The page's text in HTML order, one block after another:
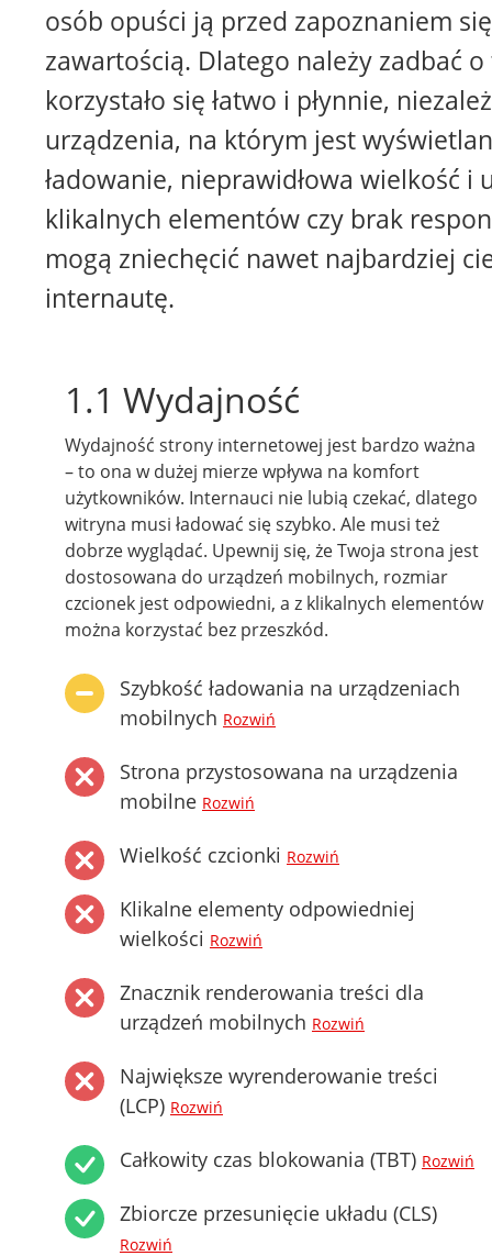
osób opuści ją przed zapoznaniem
zawartością. Dlatego należy zadbać
korzystało się łatwo i płynnie,
urządzenia, na którym jest
ładowanie, nieprawidłowa wielkość i
klikalnych elementów czy brak
mogą zniechęcić nawet najbardziej
internautę.
1.1 Wydajność
Wydajność strony internetowej jest bardzo ważna
– to ona w dużej mierze wpływa na komfort
użytkowników. Internauci nie lubią czekać, dlatego
witryna musi ładować się szybko. Ale musi też
dobrze wyglądać. Upewnij się, że Twoja strona jest
dostosowana do urządzeń mobilnych, rozmiar
czcionek jest odpowiedni, a z klikalnych elementów
można korzystać bez przeszkód.
Szybkość ładowania na urządzeniach
mobilnych Rozwiń
Strona przystosowana na urządzenia
mobilne Rozwiń
Wielkość czcionki Rozwiń
Klikalne elementy odpowiedniej
wielkości Rozwiń
Znacznik renderowania treści dla
urządzeń mobilnych Rozwiń
Największe wyrenderowanie treści
(LCP) Rozwiń
Całkowity czas blokowania (TBT) Rozwiń
Zbiorcze przesunięcie układu (CLS)
Rozwiń